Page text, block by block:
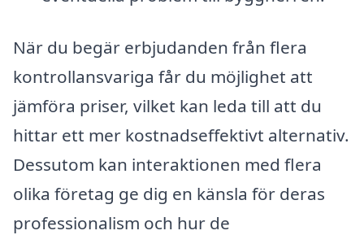
När du begär erbjudanden från flera
kontrollansvariga får du möjlighet att
jämföra priser, vilket kan leda till att du
hittar ett mer kostnadseffektivt alternativ.
Dessutom kan interaktionen med flera
olika företag ge dig en känsla för deras
professionalism och hur de